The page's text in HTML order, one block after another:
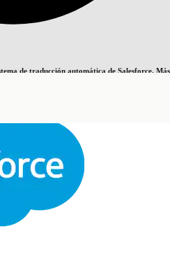
de traducción automática de Salesforce. Más